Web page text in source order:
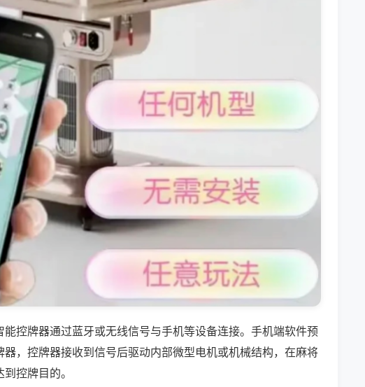
控牌器通过蓝牙或无线信号与手机等设备连接。手机端软件预
，控牌器接收到信号后驱动内部微型电机或机械结构，在麻将
控牌目的。